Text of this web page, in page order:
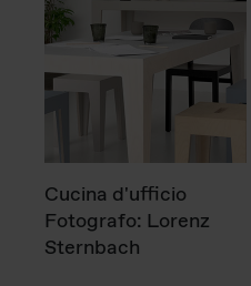
Cucina d'ufficio
Fotografo: Lorenz
Sternbach